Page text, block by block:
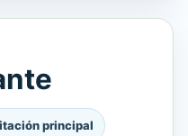
principal